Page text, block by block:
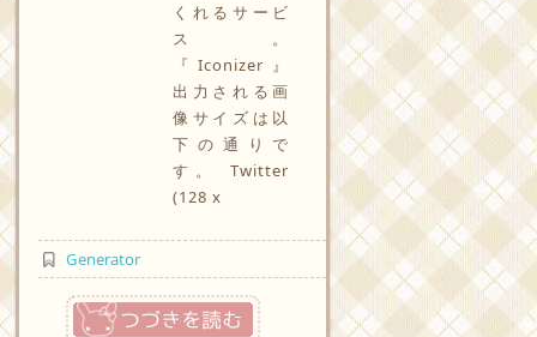
くれるサービ
ス。
『Iconizer』
出力される画
像サイズは以
下の通りで
す。 Twitter
(128 x
Generator
つづきを読む